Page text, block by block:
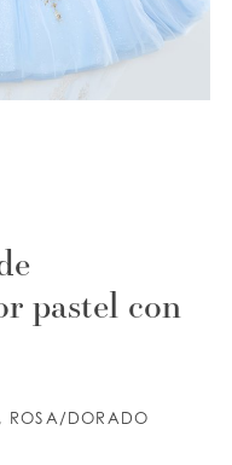
pastel con
ROSA/DORADO